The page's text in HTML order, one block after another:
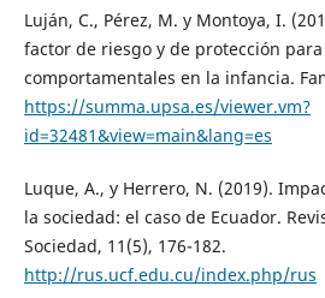
Luján, C., Pérez, M. y Montoya, I.
factor de riesgo y de protección
comportamentales en la infancia.
https://summa.upsa.es/viewer.vm?
id=32481&view=main&lang=es
Luque, A., y Herrero, N. (2019).
la sociedad: el caso de Ecuador.
Sociedad, 11(5), 176-182.
http://rus.ucf.edu.cu/index.php/rus